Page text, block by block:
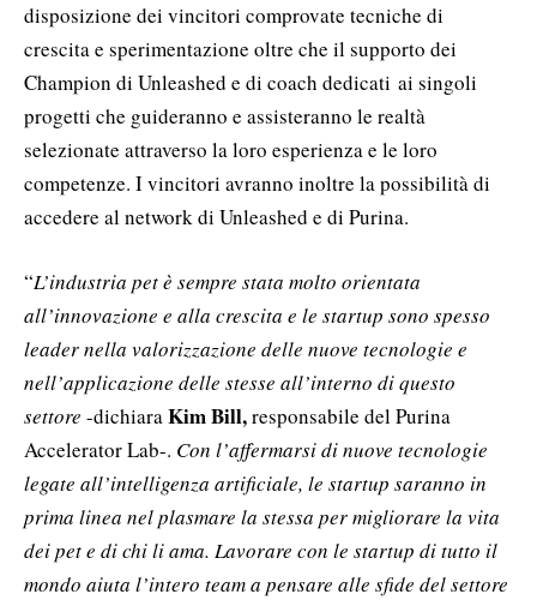
disposizione dei vincitori comprovate tecniche di
crescita e sperimentazione oltre che il supporto dei
Champion di Unleashed e di coach dedicati ai singoli
progetti che guideranno e assisteranno le realtà
selezionate attraverso la loro esperienza e le loro
competenze. I vincitori avranno inoltre la possibilità di
accedere al network di Unleashed e di Purina.
“L’industria pet è sempre stata molto orientata
all’innovazione e alla crescita e le startup sono spesso
leader nella valorizzazione delle nuove tecnologie e
nell’applicazione delle stesse all’interno di questo
settore -dichiaraKim Bill,responsabile del Purina
Accelerator Lab-. Con l’affermarsi di nuove tecnologie
legate all’intelligenza artificiale, le startup saranno in
prima linea nel plasmare la stessa per migliorare la vita
dei pet e di chi li ama. Lavorare con le startup di tutto il
mondo aiuta l’intero team a pensare alle sfide del settore